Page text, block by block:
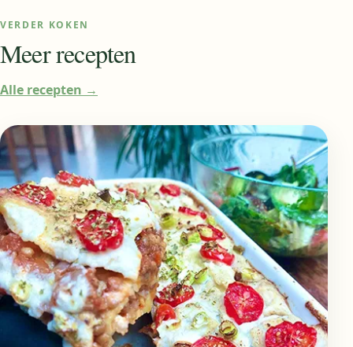
VERDER KOKEN
Meer recepten
Alle recepten →